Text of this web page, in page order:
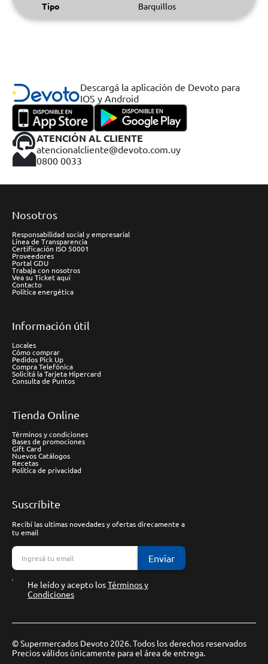
Tipo Barquillos
Descargá la aplicación de Devoto para
IOS y Android
ATENCIÓN AL CLIENTE
atencionalcliente@devoto.com.uy
0800 0033
Nosotros
Responsabilidad social y empresarial
Línea de Transparencia
Certificación ISO 50001
Proveedores
Portal GDU
Trabaja con nosotros
Vea su Ticket aquí
Contacto
Política energética
Información útil
Locales
Cómo comprar
Pedidos Pick Up
Compra Telefónica
Solicitá la Tarjeta Hipercard
Consulta de Puntos
Tienda Online
Términos y condiciones
Bases de promociones
Gift Card
Nuevos Catálogos
Recetas
Política de privacidad
Suscríbite
Recibí las ultimas novedades y ofertas direcamente a
tu email
Enviar
He leído y acepto losTérminos y
Condiciones
© Supermercados Devoto 2026. Todos los derechos reservados
Precios válidos únicamente para el área de entrega.